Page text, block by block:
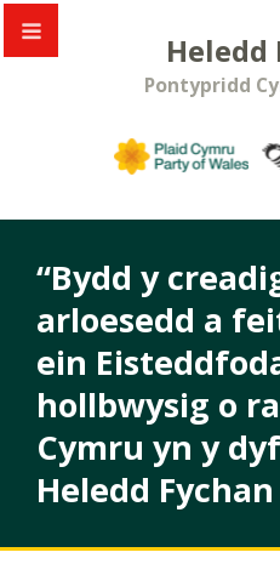
Heledd
Pontypridd
“Bydd y
arloesedd a
ein
hollbwysig o
Cymru yn y
Heledd Fychan